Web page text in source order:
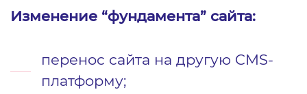
Изменение “фундамента” сайта:
перенос сайта на другую CMS-
платформу;